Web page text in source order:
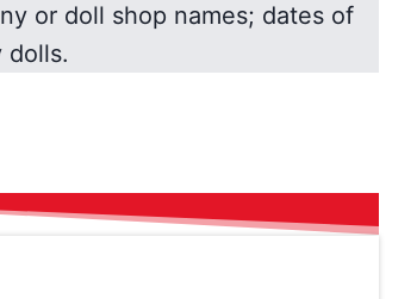
or doll shop names; dates of
dolls.